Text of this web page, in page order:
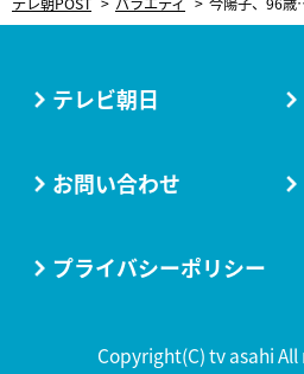
テレビ朝日
お問い合わせ
プライバシーポリシー
Copyright(C) tv asahi